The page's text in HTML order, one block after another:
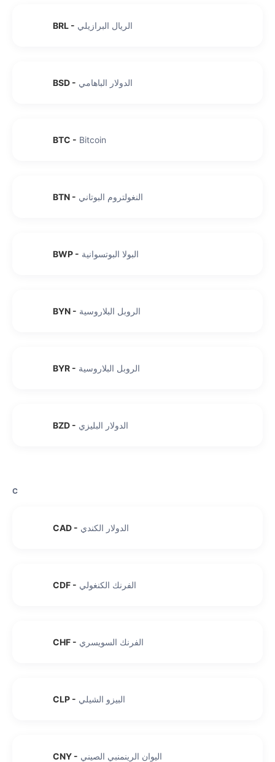
BRL - الريال البرازيلي
BSD - الدولار الباهامي
BTC - Bitcoin
BTN - النغولتروم البوتاني
BWP - البولا البوتسوانية
BYN - الروبل البلاروسية
BYR - الروبل البلاروسية
BZD - الدولار البليزي
C
CAD - الدولار الكندي
CDF - الفرنك الكنغولي
CHF - الفرنك السويسري
CLP - البيزو الشيلي
CNY - اليوان الرينمنبي الصيني